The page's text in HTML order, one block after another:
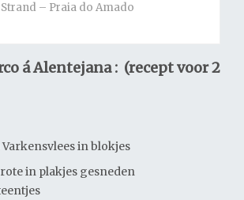
Strand – Praia do Amado
á Alentejana : (recept voor 2
in blokjes
in plakjes gesneden